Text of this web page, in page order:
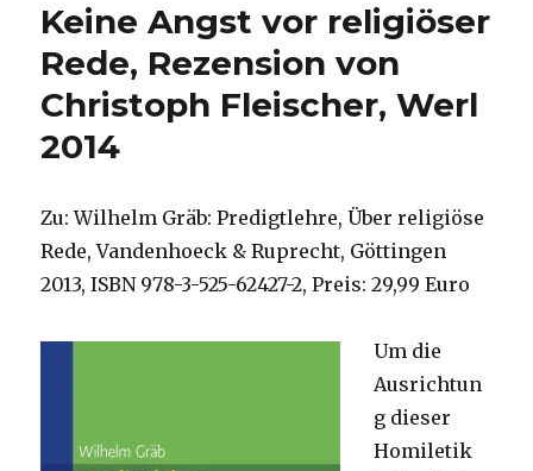
Keine Angst vor religiöser
Rede, Rezension von
Christoph Fleischer, Werl
2014
Zu: Wilhelm Gräb: Predigtlehre, Über religiöse
Rede, Vandenhoeck & Ruprecht, Göttingen
2013, ISBN 978-3-525-62427-2, Preis: 29,99 Euro
Um die
Ausrichtun
g dieser
Homiletik